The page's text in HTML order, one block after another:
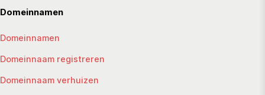
Domeinnamen
Domeinnamen
Domeinnaam registreren
Domeinnaam verhuizen